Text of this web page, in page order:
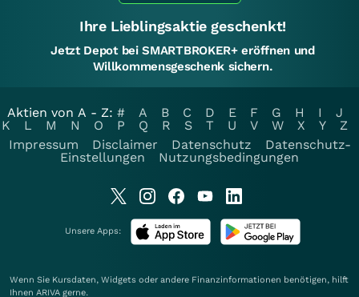
Ihre Lieblingsaktie geschenkt!
Jetzt Depot bei SMARTBROKER+ eröffnen und
Willkommensgeschenk sichern.
Aktien von A - Z: # A B C D E F G H I
J
K
L M N O P Q R S T U V W X Y
Z
Impressum
Disclaimer Datenschutz
Datenschutz-
Einstellungen
Nutzungsbedingungen
Unsere Apps:
Wenn Sie Kursdaten, Widgets oder andere Finanzinformationen benötigen, hilft
Ihnen ARIVA gerne.